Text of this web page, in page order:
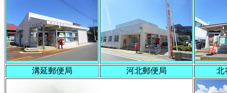
溝延郵便局 河北郵便局 北